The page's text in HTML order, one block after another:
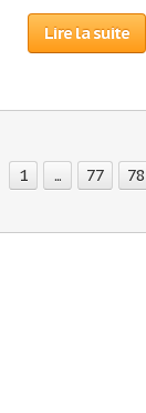
Lire la suite
1 ... 77 78